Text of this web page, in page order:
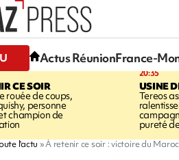
Actus RéunionFrance-
CE SOIR
rouée de coups,
personne
champion de
20:35
USINE
Tereos
pureté
l'actu À retenir ce soir : victoire du